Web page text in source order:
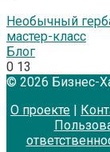
Необычный
мастер-класс
Блог
0 13
© 2026 Бизнес-
О проекте